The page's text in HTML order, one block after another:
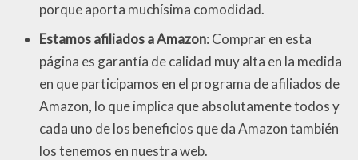
porque aporta muchísima comodidad.
Estamos afiliados a Amazon: Comprar en esta
página es garantía de calidad muy alta en la medida
en que participamos en el programa de afiliados de
Amazon, lo que implica que absolutamente todos y
cada uno de los beneficios que da Amazon también
los tenemos en nuestra web.